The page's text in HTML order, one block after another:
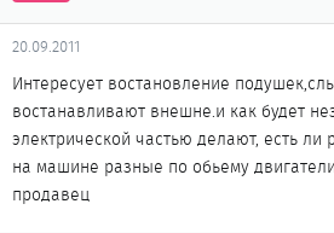
20.09.2011
Интересует востановление
востанавливают внешне.и как будет
электрической частью делают, есть ли
на машине разные по обьему
продавец